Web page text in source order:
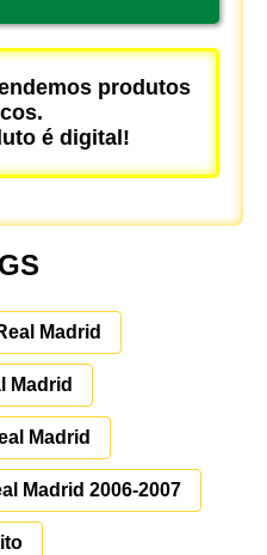
produtos
é digital!
Madrid
Madrid
Madrid
Madrid 2006-2007